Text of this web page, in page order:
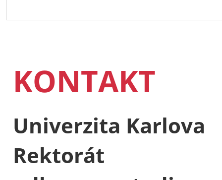
KONTAKT
Univerzita Karlova
Rektorát